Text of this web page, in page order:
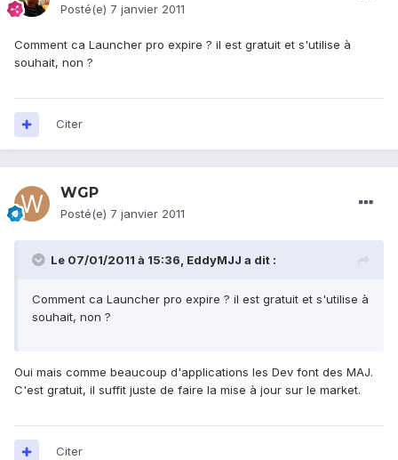
Posté(e) 7 janvier 2011
Comment ca Launcher pro expire ? il est gratuit et s'utilise à
souhait, non ?
Citer
WGP
Posté(e) 7 janvier 2011
Le 07/01/2011 à 15:36, EddyMJJ a dit :
Comment ca Launcher pro expire ? il est gratuit et s'utilise à
souhait, non ?
Oui mais comme beaucoup d'applications les Dev font des MAJ.
C'est gratuit, il suffit juste de faire la mise à jour sur le market.
Citer